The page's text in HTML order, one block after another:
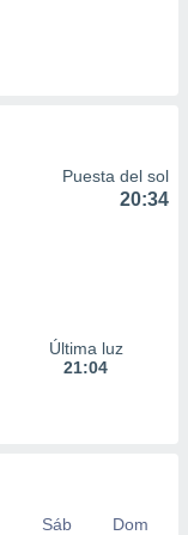
Puesta del sol
20:34
Última luz
21:04
Sáb
Dom